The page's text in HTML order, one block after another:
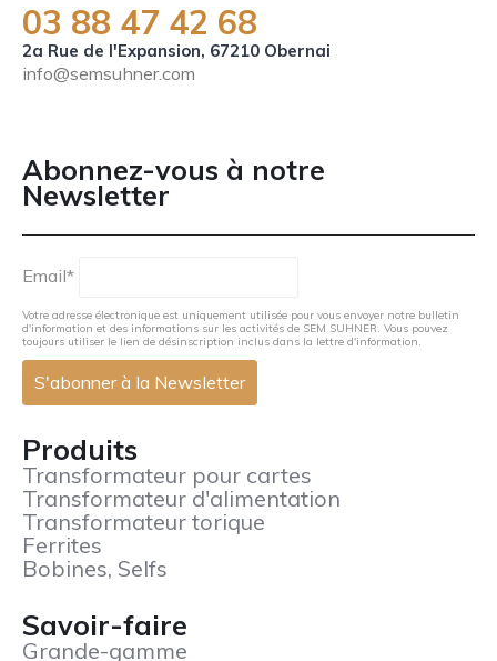
03 88 47 42 68
2a Rue de l'Expansion, 67210 Obernai
info@semsuhner.com
Abonnez-vous à notre
Newsletter
Email*
Votre adresse électronique est uniquement utilisée pour vous envoyer notre bulletin
d'information et des informations sur les activités de SEM SUHNER. Vous pouvez
toujours utiliser le lien de désinscription inclus dans la lettre d'information.
Produits
Transformateur pour cartes
Transformateur d'alimentation
Transformateur torique
Ferrites
Bobines, Selfs
Savoir-faire
Grande-gamme